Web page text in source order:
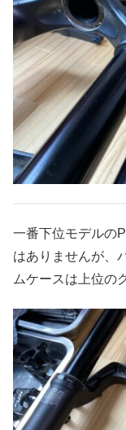
一番下位モデルの
はありませんが、
ムケースは上位の